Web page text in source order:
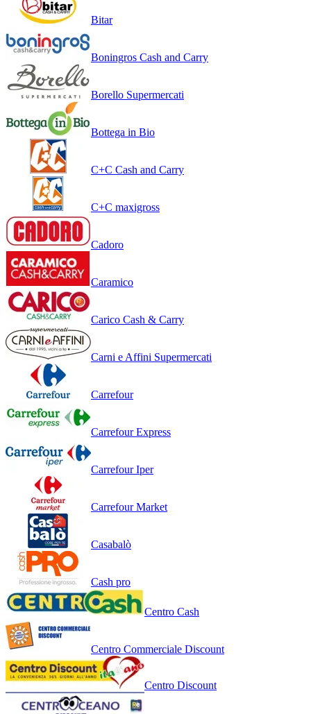
Bitar
Boningros Cash and Carry
Borello Supermercati
Bottega in Bio
C+C Cash and Carry
C+C maxigross
Cadoro
Caramico
Carico Cash & Carry
Carni e Affini Supermercati
Carrefour
Carrefour Express
Carrefour Iper
Carrefour Market
Casabalò
Cash pro
Centro Cash
Centro Commerciale Discount
Centro Discount